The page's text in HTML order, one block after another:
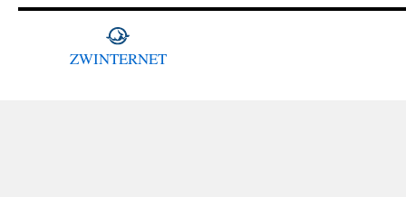
ZWINTERNET